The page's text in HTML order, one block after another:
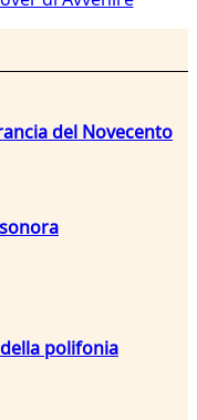
del Novecento
polifonia